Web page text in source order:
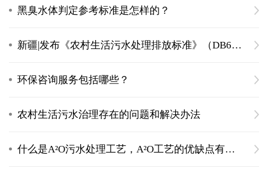
黑臭水体判定参考标准是怎样的？
新疆|发布《农村生活污水处理排放标准》（DB65 4275-2019）
环保咨询服务包括哪些？
农村生活污水治理存在的问题和解决办法
什么是A²O污水处理工艺，A²O工艺的优缺点有什么